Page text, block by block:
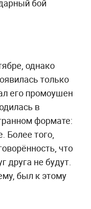
бой
однако
только
его промоушен
в
формате:
Более того,
что
друга не будут.
был к этому